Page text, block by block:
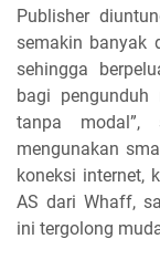
Publisher
semakin banyak
sehingga
bagi pengunduh
tanpa modal”,
mengunakan
koneksi internet,
AS dari Whaff,
ini tergolong